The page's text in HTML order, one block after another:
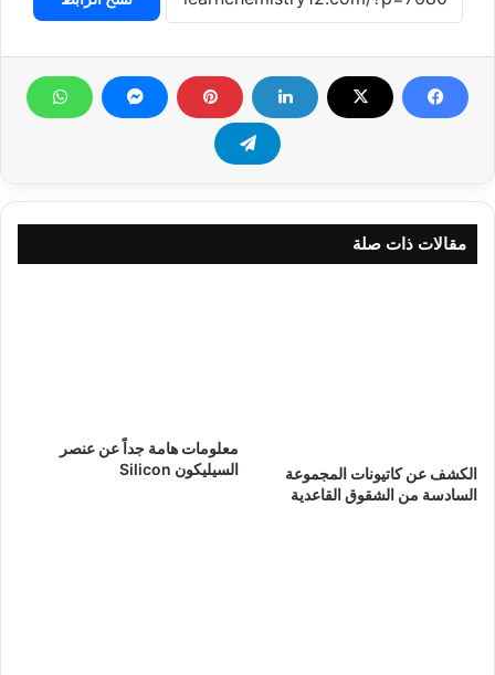
مقالات ذات صلة
الكشف عن كاتيونات المجموعة
السادسة من الشقوق القاعدية
معلومات هامة جداً عن عنصر
السيليكون Silicon